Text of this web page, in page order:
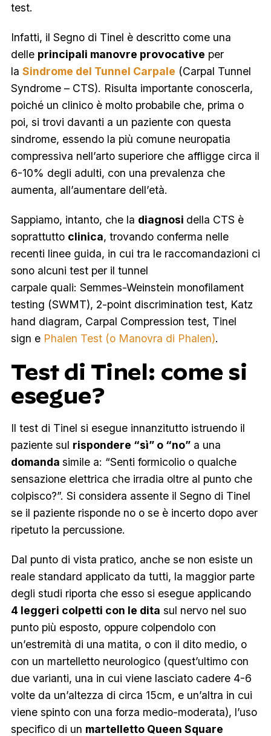
test.
Infatti, il Segno di Tinel è descritto come una
delle principali manovre provocative per
la Sindrome del Tunnel Carpale (Carpal Tunnel
Syndrome – CTS). Risulta importante conoscerla,
poiché un clinico è molto probabile che, prima o
poi, si trovi davanti a un paziente con questa
sindrome, essendo la più comune neuropatia
compressiva nell’arto superiore che affligge circa il
6-10% degli adulti, con una prevalenza che
aumenta, all’aumentare dell’età.
Sappiamo, intanto, che la diagnosi della CTS è
soprattutto clinica, trovando conferma nelle
recenti linee guida, in cui tra le raccomandazioni ci
sono alcuni test per il tunnel
carpale quali: Semmes-Weinstein monofilament
testing (SWMT), 2-point discrimination test, Katz
hand diagram, Carpal Compression test, Tinel
sign e Phalen Test (o Manovra di Phalen).
Test di Tinel: come si
esegue?
Il test di Tinel si esegue innanzitutto istruendo il
paziente sul rispondere “sì” o “no”a una
domanda simile a: “Senti formicolio o qualche
sensazione elettrica che irradia oltre al punto che
colpisco?”. Si considera assente il Segno di Tinel
se il paziente risponde no o se è incerto dopo aver
ripetuto la percussione.
Dal punto di vista pratico, anche se non esiste un
reale standard applicato da tutti, la maggior parte
degli studi riporta che esso si esegue applicando
4 leggeri colpetti con le dita sul nervo nel suo
punto più esposto, oppure colpendolo con
un’estremità di una matita, o con il dito medio, o
con un martelletto neurologico (quest’ultimo con
due varianti, una in cui viene lasciato cadere 4-6
volte da un’altezza di circa 15cm, e un’altra in cui
viene spinto con una forza medio-moderata), l’uso
specifico di un martelletto Queen Square